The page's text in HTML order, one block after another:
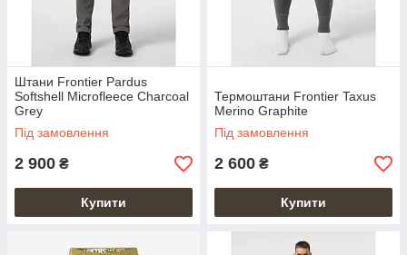
Штани Frontier Pardus
Softshell Microfleece Charcoal
Grey
Під замовлення
2 900 ₴
Купити
Термоштани Frontier Taxus
Merino Graphite
Під замовлення
2 600 ₴
Купити